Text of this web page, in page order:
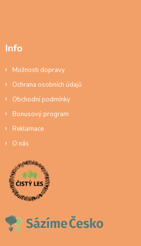
Info
Možnosti dopravy
Ochrana osobních údajů
Obchodní podmínky
Bonusový program
Reklamace
O nás